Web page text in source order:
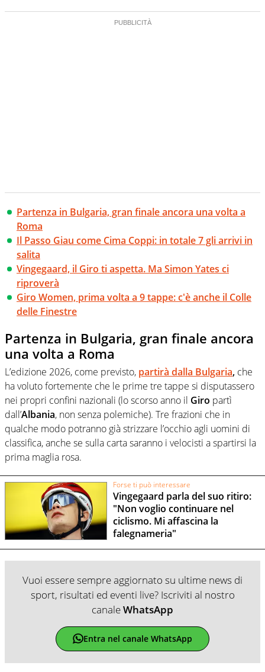
Partenza in Bulgaria, gran finale ancora una volta a
Roma
Il Passo Giau come Cima Coppi: in totale 7 gli arrivi in
salita
Vingegaard, il Giro ti aspetta. Ma Simon Yates ci
riproverà
Giro Women, prima volta a 9 tappe: c'è anche il Colle
delle Finestre
Partenza in Bulgaria, gran finale ancora
una volta a Roma
L’edizione 2026, come previsto, partirà dalla Bulgaria, che
ha voluto fortemente che le prime tre tappe si disputassero
nei propri confini nazionali (lo scorso anno il Giro partì
dall’Albania, non senza polemiche). Tre frazioni che in
qualche modo potranno già strizzare l’occhio agli uomini di
classifica, anche se sulla carta saranno i velocisti a spartirsi la
prima maglia rosa.
Forse ti può interessare
Vingegaard parla del suo ritiro:
"Non voglio continuare nel
ciclismo. Mi affascina la
falegnameria"
Vuoi essere sempre aggiornato su ultime news di
sport, risultati ed eventi live? Iscriviti al nostro
canaleWhatsApp
Entra nel canale WhatsApp